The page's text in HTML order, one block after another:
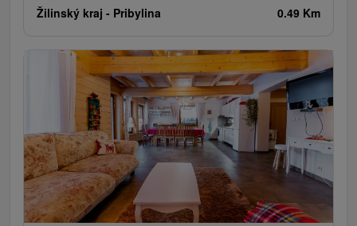
Žilinský kraj - Pribylina 0.49 Km